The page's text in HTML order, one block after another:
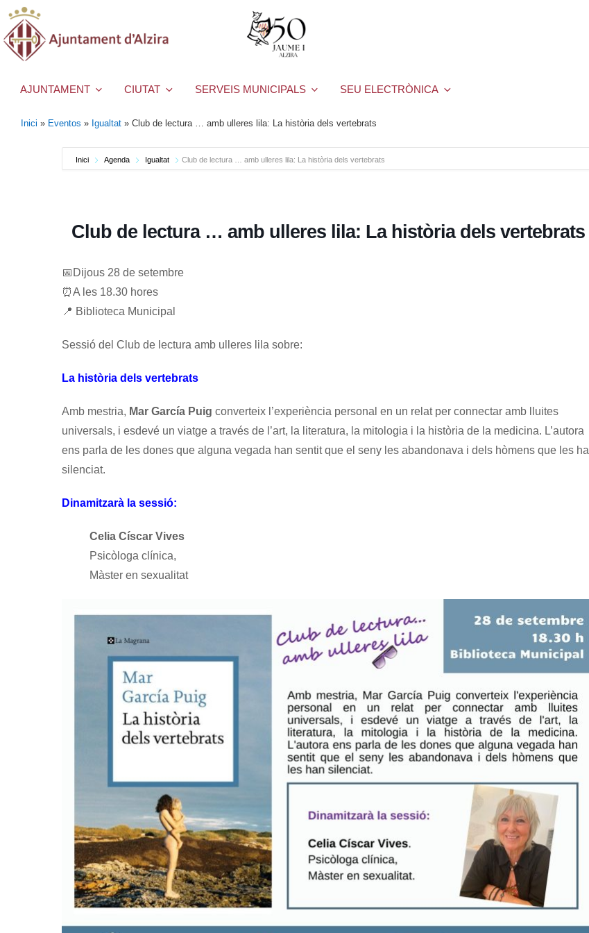
AJUNTAMENT CIUTAT SERVEIS MUNICIPALS SEU ELECTRÒNICA
Inici » Eventos » Igualtat » Club de lectura … amb ulleres lila: La història dels vertebrats
Inici Agenda Igualtat Club de lectura … amb ulleres lila: La història dels vertebrats
Club de lectura … amb ulleres lila: La història dels vertebrats
📅Dijous 28 de setembre
⏰A les 18.30 hores
📍 Biblioteca Municipal
Sessió del Club de lectura amb ulleres lila sobre:
La història dels vertebrats
Amb mestria, Mar García Puig converteix l’experiència personal en un relat per connectar amb lluites
universals, i esdevé un viatge a través de l’art, la literatura, la mitologia i la història de la medicina. L’autora
ens parla de les dones que alguna vegada han sentit que el seny les abandonava i dels hòmens que les ha
silenciat.
Dinamitzarà la sessió:
Celia Císcar Vives
Psicòloga clínica,
Màster en sexualitat